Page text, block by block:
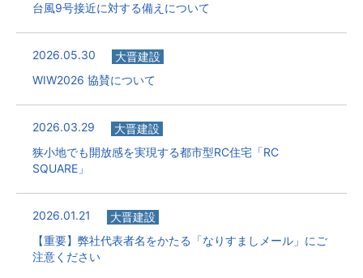
台風9号接近に対する備えについて
2026.05.30
大晋建設
WIW2026 協賛について
2026.03.29
大晋建設
狭小地でも開放感を実現する都市型RC住宅「RC
SQUARE」
2026.01.21
大晋建設
【重要】弊社代表者名をかたる「なりすましメール」にご
注意ください